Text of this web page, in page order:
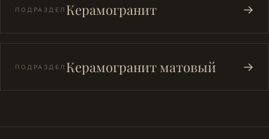
ПОДРАЗДЕЛ Керамогранит →
ПОДРАЗДЕЛ Керамогранит матовый →